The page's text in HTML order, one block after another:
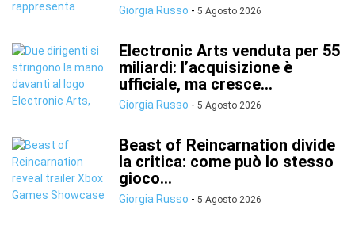
Giorgia Russo - 5 Agosto 2026
Electronic Arts venduta per 55
miliardi: l’acquisizione è
ufficiale, ma cresce...
Giorgia Russo - 5 Agosto 2026
Beast of Reincarnation divide
la critica: come può lo stesso
gioco...
Giorgia Russo - 5 Agosto 2026